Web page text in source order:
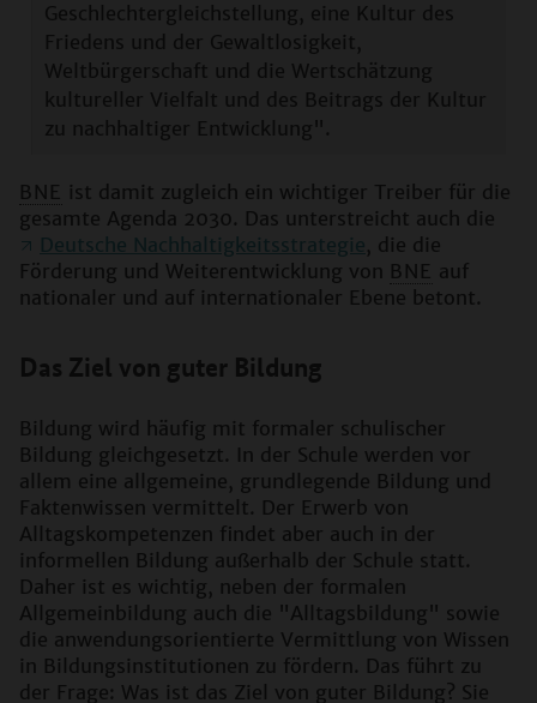
Geschlechtergleichstellung, eine Kultur des
Friedens und der Gewaltlosigkeit,
Weltbürgerschaft und die Wertschätzung
kultureller Vielfalt und des Beitrags der Kultur
zu nachhaltiger Entwicklung".
BNE ist damit zugleich ein wichtiger Treiber für die
gesamte Agenda 2030. Das unterstreicht auch die
Deutsche Nachhaltigkeitsstrategie, die die
Förderung und Weiterentwicklung von BNE auf
nationaler und auf internationaler Ebene betont.
Das Ziel von guter Bildung
Bildung wird häufig mit formaler schulischer
Bildung gleichgesetzt. In der Schule werden vor
allem eine allgemeine, grundlegende Bildung und
Faktenwissen vermittelt. Der Erwerb von
Alltagskompetenzen findet aber auch in der
informellen Bildung außerhalb der Schule statt.
Daher ist es wichtig, neben der formalen
Allgemeinbildung auch die "Alltagsbildung" sowie
die anwendungsorientierte Vermittlung von Wissen
in Bildungsinstitutionen zu fördern. Das führt zu
der Frage: Was ist das Ziel von guter Bildung? Sie